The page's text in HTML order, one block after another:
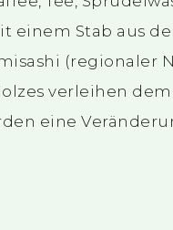
einem Stab aus
(regionaler
verleihen
eine